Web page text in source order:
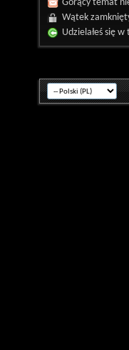
Gorący temat
Wątek
Udzielałeś się